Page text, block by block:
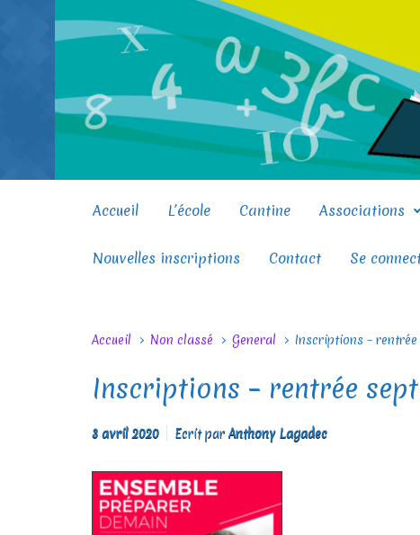
Skip to main content
Accueil L’école Cantine Associations
Nouvelles inscriptions Contact Se
Accueil Non classé General Inscriptions – rentrée
Inscriptions – rentrée
3 avril 2020 Ecrit par Anthony Lagadec